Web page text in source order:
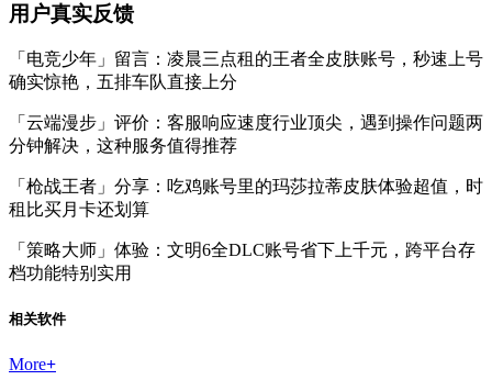
用户真实反馈
「电竞少年」留言：凌晨三点租的王者全皮肤账号，秒速上号
确实惊艳，五排车队直接上分
「云端漫步」评价：客服响应速度行业顶尖，遇到操作问题两
分钟解决，这种服务值得推荐
「枪战王者」分享：吃鸡账号里的玛莎拉蒂皮肤体验超值，时
租比买月卡还划算
「策略大师」体验：文明6全DLC账号省下上千元，跨平台存
档功能特别实用
相关软件
More+